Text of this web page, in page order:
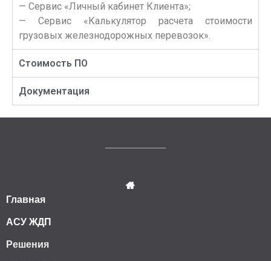
— Сервис «Личный кабинет Клиента»;
— Сервис «Калькулятор расчета стоимости
грузовых железнодорожных перевозок».
Стоимость ПО
Документация
Главная
АСУ ЖДП
Решения